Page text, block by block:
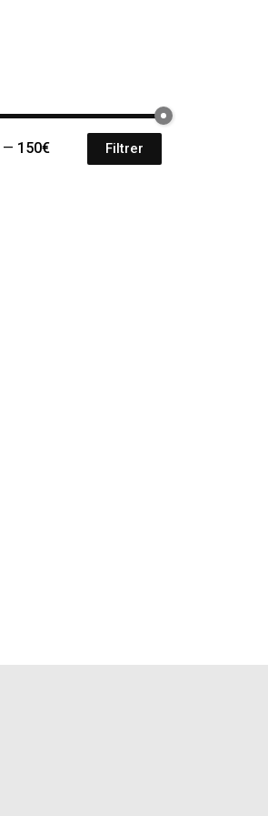
Prix
Prix
Filtrer
— 150€